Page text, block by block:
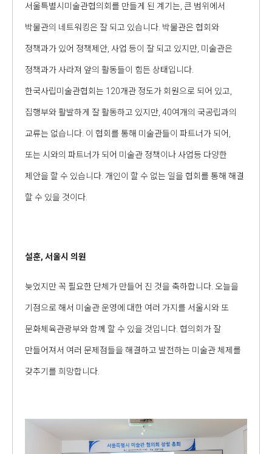
서울특별시미술관협의회를 만들게 된 계기는, 큰 범위에서
박물관의 네트워킹은 잘 되고 있습니다. 박물관은 협회와
정책과가 있어 정책제안, 사업 등이 잘 되고 있지만, 미술관은
정책과가 사라져 앞의 활동들이 힘든 상태입니다.
한국사립미술관협회는 120개관 정도가 회원으로 되어 있고,
집행부와 활발하게 잘 활동하고 있지만, 40여개의 국공립과의
교류는 없습니다. 이 협회를 통해 미술관들이 파트너가 되어,
또는 시와의 파트너가 되어 미술관 정책이나 사업등 다양한
제안을 할 수 있습니다. 개인이 할 수 없는 일을 협회를 통해 해결
할 수 있을 것이다.
설훈, 서울시 의원
늦었지만 꼭 필요한 단체가 만들어 진 것을 축하합니다. 오늘을
기점으로 해서 미술관 운영에 대한 여러 가지를 서울시와 또
문화체육관광부와 함께 할 수 있을 것입니다. 협의회가 잘
만들어져서 여러 문제점들을 해결하고 발전하는 미술관 체제를
갖추기를 희망합니다.